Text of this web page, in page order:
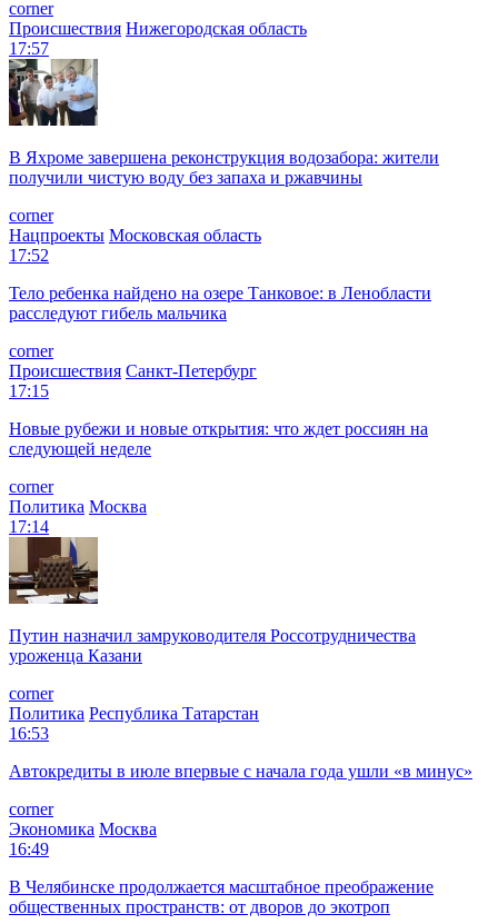
corner
Происшествия Нижегородская область
17:57
В Яхроме завершена реконструкция водозабора: жители
получили чистую воду без запаха и ржавчины
corner
Нацпроекты Московская область
17:52
Тело ребенка найдено на озере Танковое: в Ленобласти
расследуют гибель мальчика
corner
Происшествия Санкт-Петербург
17:15
Новые рубежи и новые открытия: что ждет россиян на
следующей неделе
corner
Политика Москва
17:14
Путин назначил замруководителя Россотрудничества
уроженца Казани
corner
Политика Республика Татарстан
16:53
Автокредиты в июле впервые с начала года ушли «в минус»
corner
Экономика Москва
16:49
В Челябинске продолжается масштабное преображение
общественных пространств: от дворов до экотроп